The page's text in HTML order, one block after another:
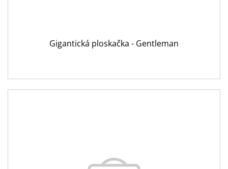
Gigantická ploskačka - Gentleman